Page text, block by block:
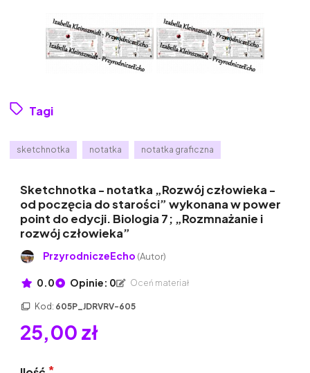
Tagi
sketchnotka notatka notatka graficzna
Sketchnotka - notatka „Rozwój człowieka -
od poczęcia do starości” wykonana w power
point do edycji. Biologia 7; „Rozmnażanie i
rozwój człowieka”
PrzyrodniczeEcho (Autor)
0.0 Opinie: 0 Oceń materiał
Kod: 605P_JDRVRV-605
25,00 zł